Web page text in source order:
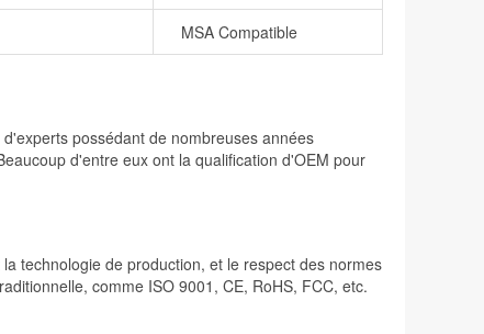
MSA Compatible
possédant de nombreuses années
d'entre eux ont la qualification d'OEM pour
technologie de production, et le respect des normes
comme ISO 9001, CE, RoHS, FCC, etc.